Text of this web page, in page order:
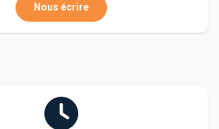
Nous écrire